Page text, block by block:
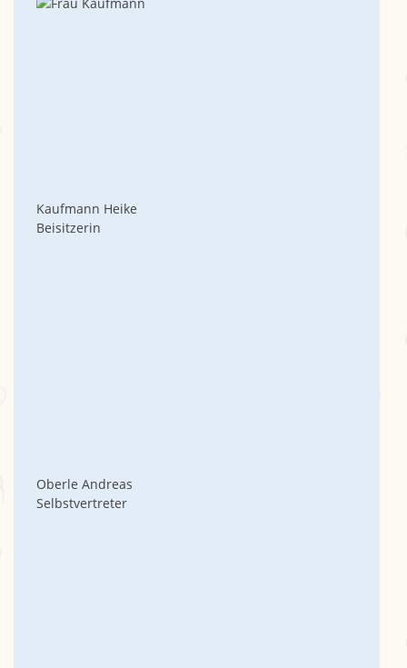
Kaufmann Heike
Beisitzerin
Oberle Andreas
Selbstvertreter